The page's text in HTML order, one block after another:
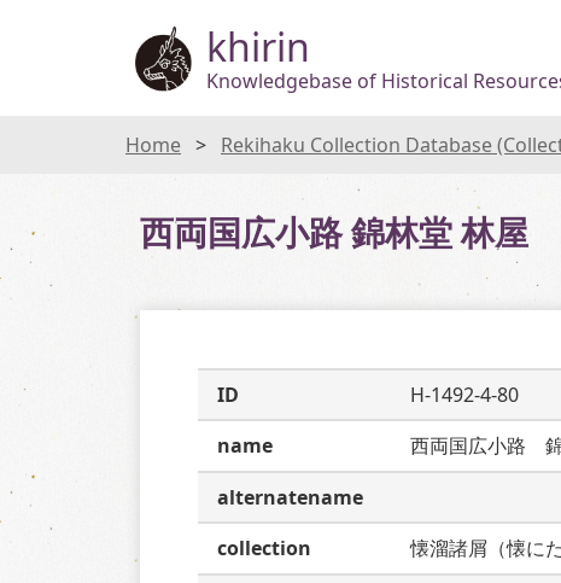
khirin
Knowledgebase of Historical
Home Rekihaku Collection Database
西両国広小路 錦林堂 林屋
ID
H-1492-4-80
name
西両国広小路　
alternatename
collection
懐溜諸屑（懐に